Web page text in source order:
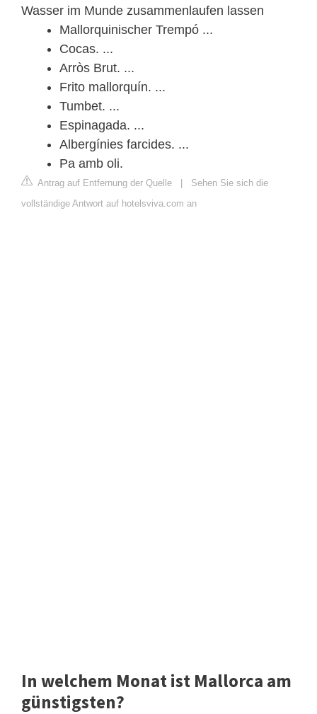
Wasser im Munde zusammenlaufen lassen
Mallorquinischer Trempó ...
Cocas. ...
Arròs Brut. ...
Frito mallorquín. ...
Tumbet. ...
Espinagada. ...
Albergínies farcides. ...
Pa amb oli.
Antrag auf Entfernung der Quelle | Sehen Sie sich die
vollständige Antwort auf hotelsviva.com an
In welchem Monat ist Mallorca am
günstigsten?